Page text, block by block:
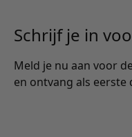
Schrijf je in
Meld je nu aan voor
en ontvang als